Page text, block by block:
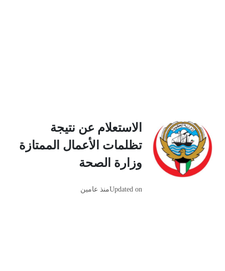
الاستعلام عن نتيجة
تظلمات الأعمال الممتازة
وزارة الصحة
Updated onمنذ عامين